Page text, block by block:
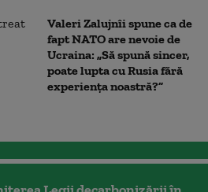
Valeri Zalujnîi spune ca de
fapt NATO are nevoie de
Ucraina: „Să spună sincer,
poate lupta cu Rusia fără
experiența noastră?”